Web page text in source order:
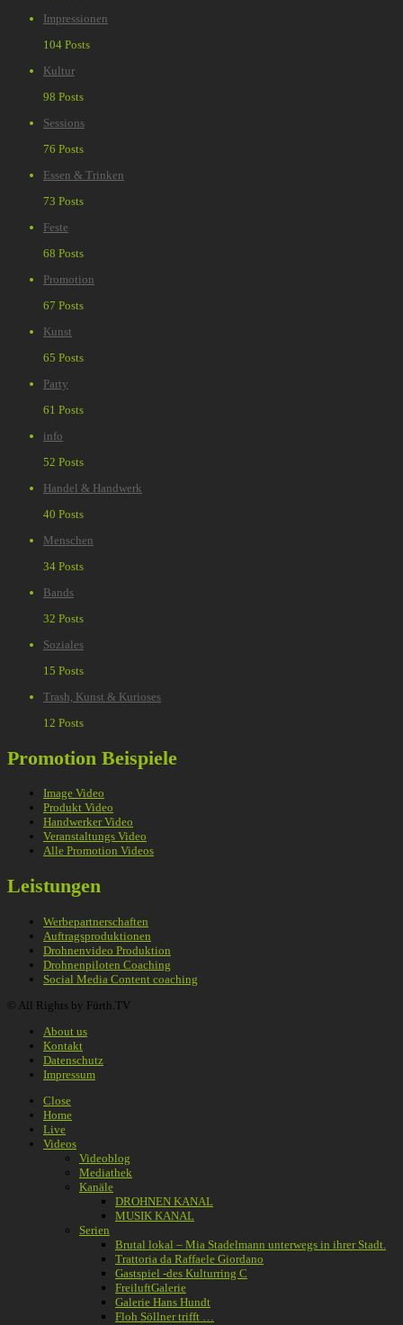
Impressionen
104 Posts
Kultur
98 Posts
Sessions
76 Posts
Essen & Trinken
73 Posts
Feste
68 Posts
Promotion
67 Posts
Kunst
65 Posts
Party
61 Posts
info
52 Posts
Handel & Handwerk
40 Posts
Menschen
34 Posts
Bands
32 Posts
Soziales
15 Posts
Trash, Kunst & Kurioses
12 Posts
Promotion Beispiele
Image Video
Produkt Video
Handwerker Video
Veranstaltungs Video
Alle Promotion Videos
Leistungen
Werbepartnerschaften
Auftragsproduktionen
Drohnenvideo Produktion
Drohnenpiloten Coaching
Social Media Content coaching
© All Rights by Fürth.TV
About us
Kontakt
Datenschutz
Impressum
Close
Home
Live
Videos
Videoblog
Mediathek
Kanäle
DROHNEN KANAL
MUSIK KANAL
Serien
Brutal lokal – Mia Stadelmann unterwegs in ihrer Stadt.
Trattoria da Raffaele Giordano
Gastspiel -des Kulturring C
FreiluftGalerie
Galerie Hans Hundt
Floh Söllner trifft …